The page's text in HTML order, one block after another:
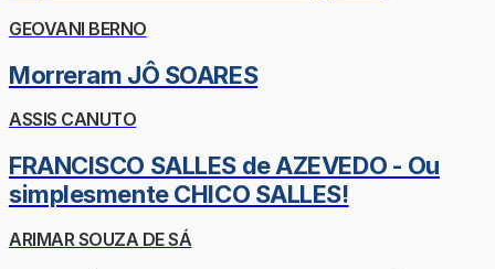
GEOVANI BERNO
Morreram JÔ SOARES
ASSIS CANUTO
FRANCISCO SALLES de AZEVEDO - Ou
simplesmente CHICO SALLES!
ARIMAR SOUZA DE SÁ